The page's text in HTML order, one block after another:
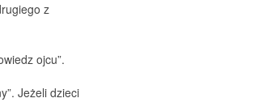
z
ojcu”.
Jeżeli dzieci